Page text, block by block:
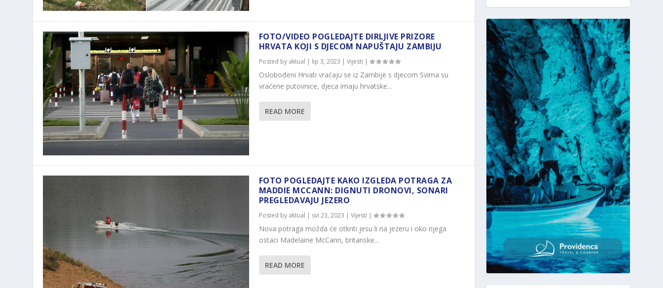
FOTO/VIDEO POGLEDAJTE DIRLJIVE PRIZORE
HRVATA KOJI S DJECOM NAPUŠTAJU ZAMBIJU
Posted by aktual | lip 3, 2023 | Vijesti |
Oslobođeni Hrvati vraćaju se iz Zambije s djecom Svima su
vraćene putovnice, djeca imaju hrvatske...
READ MORE
FOTO POGLEDAJTE KAKO IZGLEDA POTRAGA ZA
MADDIE MCCANN: DIGNUTI DRONOVI, SONARI
PREGLEDAVAJU JEZERO
Posted by aktual | svi 23, 2023 | Vijesti |
Nova potraga možda će otkriti jesu li na jezeru i oko njega
ostaci Madelaine McCann, britanske...
READ MORE